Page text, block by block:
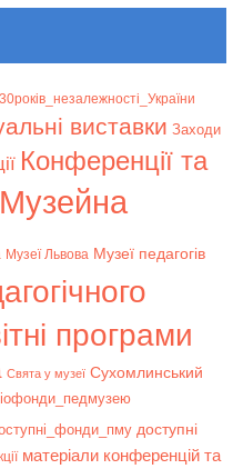
30років_незалежності_України
виставки Заходи
Конференції та
Музейна
Музеї Львова Музеї педагогів
програми
Свята у музеї Сухомлинський
доступні
матеріали конференцій та